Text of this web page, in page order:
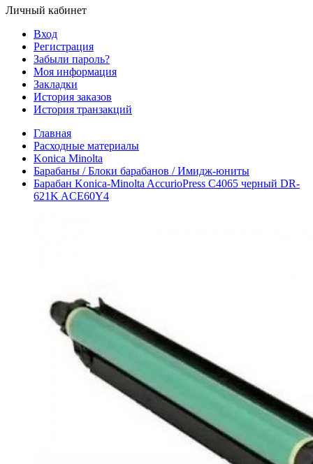
Личный кабинет
Вход
Регистрация
Забыли пароль?
Моя информация
Закладки
История заказов
История транзакций
Главная
Расходные материалы
Konica Minolta
Барабаны / Блоки барабанов / Имидж-юниты
Барабан Konica-Minolta AccurioPress C4065 черный DR-
621K ACE60Y4